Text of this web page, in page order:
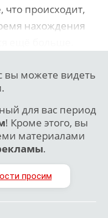
происходит,
нахождения
вы можете видеть
для вас период
! Кроме этого, вы
материалами
.
просим